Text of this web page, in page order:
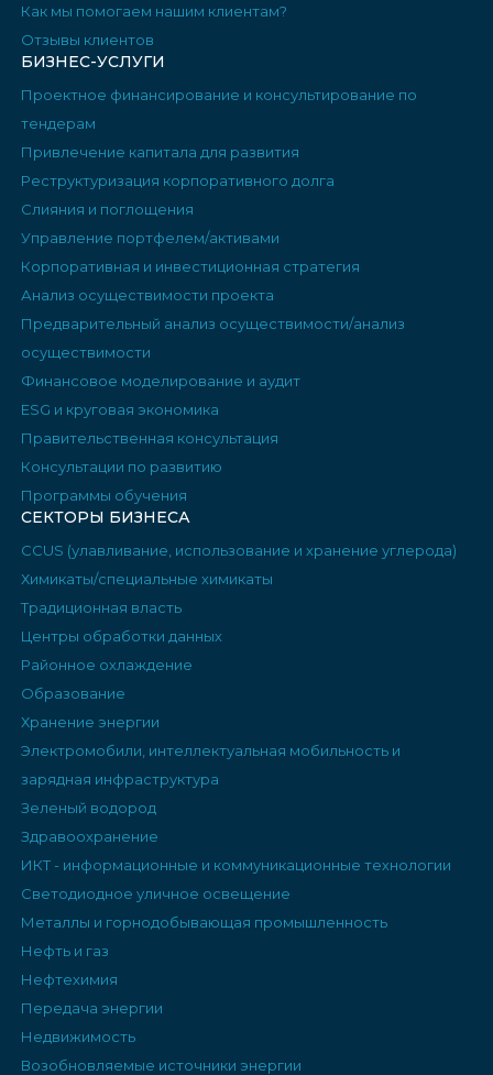
Как мы помогаем нашим клиентам?
Отзывы клиентов
БИЗНЕС-УСЛУГИ
Проектное финансирование и консультирование по
тендерам
Привлечение капитала для развития
Реструктуризация корпоративного долга
Слияния и поглощения
Управление портфелем/активами
Корпоративная и инвестиционная стратегия
Анализ осуществимости проекта
Предварительный анализ осуществимости/анализ
осуществимости
Финансовое моделирование и аудит
ESG и круговая экономика
Правительственная консультация
Консультации по развитию
Программы обучения
СЕКТОРЫ БИЗНЕСА
CCUS (улавливание, использование и хранение углерода)
Химикаты/специальные химикаты
Традиционная власть
Центры обработки данных
Районное охлаждение
Образование
Хранение энергии
Электромобили, интеллектуальная мобильность и
зарядная инфраструктура
Зеленый водород
Здравоохранение
ИКТ - информационные и коммуникационные технологии
Светодиодное уличное освещение
Металлы и горнодобывающая промышленность
Нефть и газ
Нефтехимия
Передача энергии
Недвижимость
Возобновляемые источники энергии